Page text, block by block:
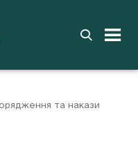
та накази